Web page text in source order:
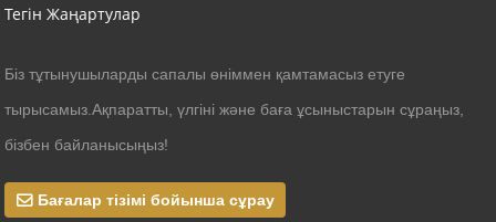
Тегін Жаңартулар
Біз тұтынушыларды сапалы өніммен қамтамасыз етуге
тырысамыз.Ақпаратты, үлгіні және баға ұсыныстарын сұраңыз,
бізбен байланысыңыз!
Бағалар тізімі бойынша сұрау